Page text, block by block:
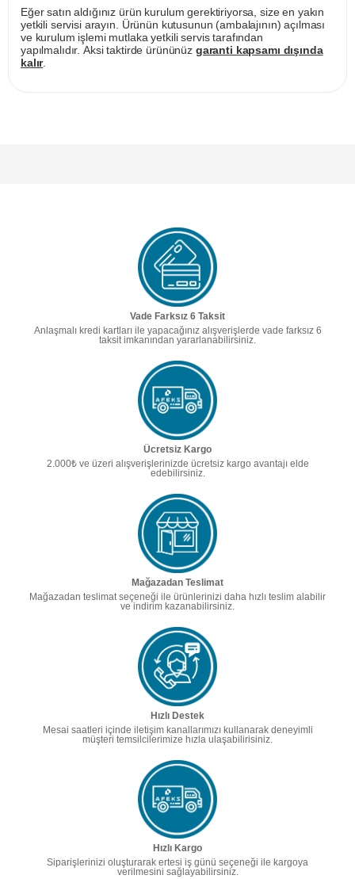
Eğer satın aldığınız ürün kurulum gerektiriyorsa, size en yakın
yetkili servisi arayın. Ürünün kutusunun (ambalajının) açılması
ve kurulum işlemi mutlaka yetkili servis tarafından
yapılmalıdır. Aksi taktirde ürününüz garanti kapsamı dışında
kalır.
Vade Farksız 6 Taksit
Anlaşmalı kredi kartları ile yapacağınız alışverişlerde vade farksız 6
taksit imkanından yararlanabilirsiniz.
Ücretsiz Kargo
2.000₺ ve üzeri alışverişlerinizde ücretsiz kargo avantajı elde
edebilirsiniz.
Mağazadan Teslimat
Mağazadan teslimat seçeneği ile ürünlerinizi daha hızlı teslim alabilir
ve indirim kazanabilirsiniz.
Hızlı Destek
Mesai saatleri içinde iletişim kanallarımızı kullanarak deneyimli
müşteri temsilcilerimize hızla ulaşabilirisiniz.
Hızlı Kargo
Siparişlerinizi oluşturarak ertesi iş günü seçeneği ile kargoya
verilmesini sağlayabilirsiniz.